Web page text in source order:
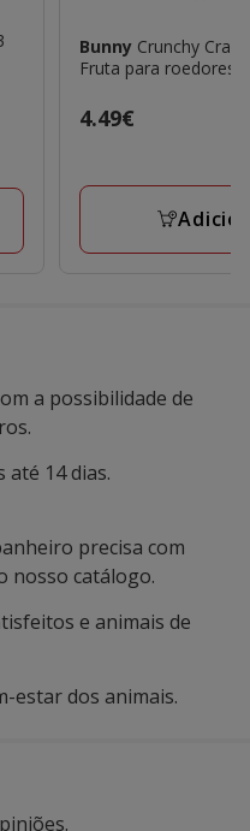
Bunny Crunchy
Fruta para roedores
Preço
4.49€
a possibilidade de
até 14 dias.
precisa com
nosso catálogo.
e animais de
estar dos animais.